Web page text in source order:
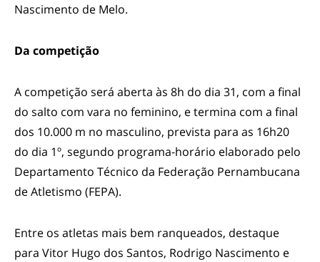
Nascimento de Melo.
Da competição
A competição será aberta às 8h do dia 31, com a final
do salto com vara no feminino, e termina com a final
dos 10.000 m no masculino, prevista para as 16h20
do dia 1º, segundo programa-horário elaborado pelo
Departamento Técnico da Federação Pernambucana
de Atletismo (FEPA).
Entre os atletas mais bem ranqueados, destaque
para Vitor Hugo dos Santos, Rodrigo Nascimento e